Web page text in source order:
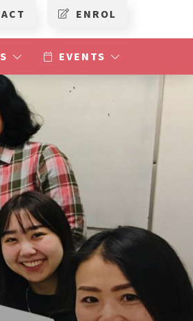
EVENTS
ENROL